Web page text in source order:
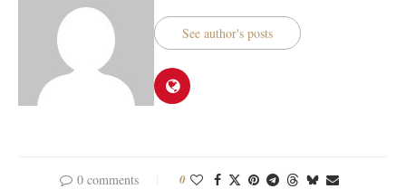
See author's posts
0 comments 0